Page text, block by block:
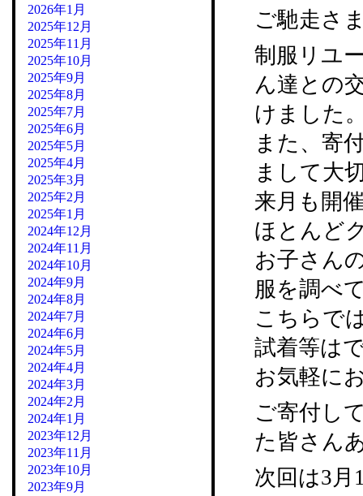
ご馳走さ
制服リユ
ん達との
けました
また、寄
まして大
来月も開
ほとんど
お子さん
服を調べ
こちらで
試着等は
お気軽に
ご寄付し
た皆さん
次回は3月
2026年1月
2025年12月
2025年11月
2025年10月
2025年9月
2025年8月
2025年7月
2025年6月
2025年5月
2025年4月
2025年3月
2025年2月
2025年1月
2024年12月
2024年11月
2024年10月
2024年9月
2024年8月
2024年7月
2024年6月
2024年5月
2024年4月
2024年3月
2024年2月
2024年1月
2023年12月
2023年11月
2023年10月
2023年9月